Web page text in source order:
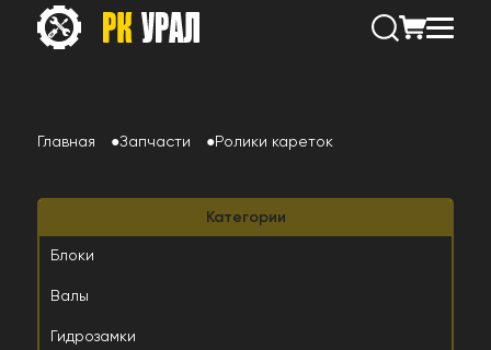
Главная Запчасти Ролики кареток
Категории
Блоки
Валы
Гидрозамки